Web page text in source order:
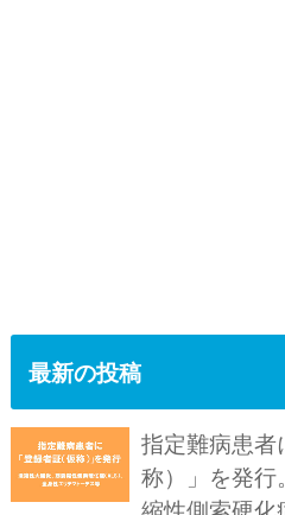
最新の投稿
指定難病患者
称）」を発行
縮性側索硬化